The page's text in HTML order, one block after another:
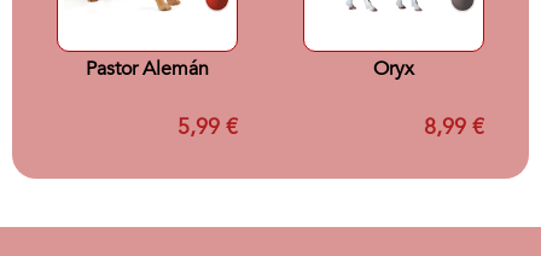
Pastor Alemán
5,99 €
Oryx
8,99 €